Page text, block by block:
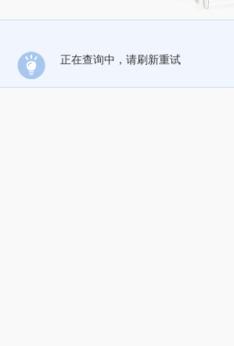
正在查询中，请刷新重试